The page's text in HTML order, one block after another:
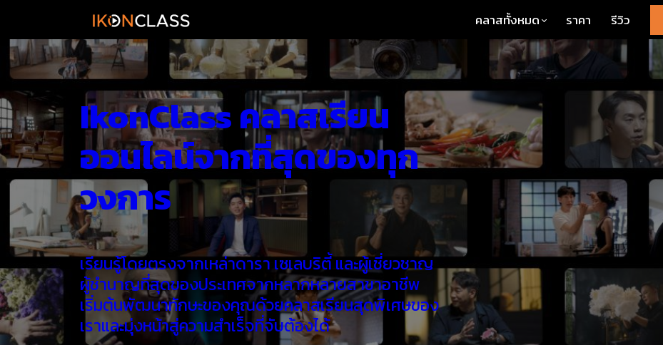
คลาสทั้งหมด ราคา รีวิว
IkonClass คลาสเรียน
ออนไลน์จากที่สุดของทุก
วงการ
เรียนรู้โดยตรงจากเหล่าดารา เซเลบริตี้ และผู้เชี่ยวชาญ
ผู้ชำนาญที่สุดของประเทศจากหลากหลายสาขาอาชีพ
เริ่มต้นพัฒนาทักษะของคุณด้วยคลาสเรียนสุดพิเศษของ
เราและมุ่งหน้าสู่ความสำเร็จที่จับต้องได้